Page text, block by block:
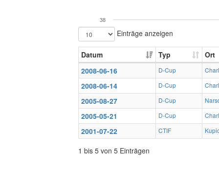
38
Einträge anzeigen
Datum Typ
Ort
2008-06-16
D-Cup
2008-06-14 D-Cup
2005-08-27 D-Cup
2005-05-21 D-Cup
2001-07-22 CTIF
1 bis 5 von 5 Einträgen